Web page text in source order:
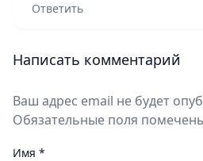
Ответить
Написать комментарий
Ваш адрес email не будет
Обязательные поля
Имя *